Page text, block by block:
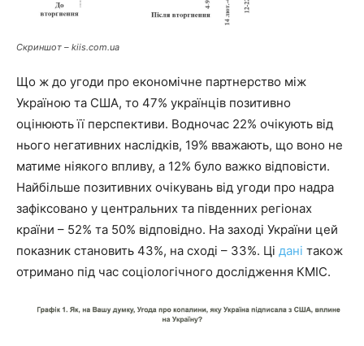
Скриншот – kiis.com.ua
Що ж до угоди про економічне партнерство між
Україною та США, то 47% українців позитивно
оцінюють її перспективи. Водночас 22% очікують від
нього негативних наслідків, 19% вважають, що воно не
матиме ніякого впливу, а 12% було важко відповісти.
Найбільше позитивних очікувань від угоди про надра
зафіксовано у центральних та південних регіонах
країни – 52% та 50% відповідно. На заході України цей
показник становить 43%, на сході – 33%. Ці дані також
отримано під час соціологічного дослідження КМІС.